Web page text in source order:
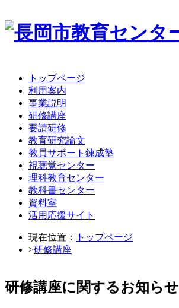
トップページ
利用案内
事業説明
研修講座
要請研修
教育研究論文
教員サポート錬成塾
視聴覚センター
理科教育センター
教科書センター
資料室
活用応援サイト
現在位置：
トップページ
>研修講座
研修講座に関するお知らせ